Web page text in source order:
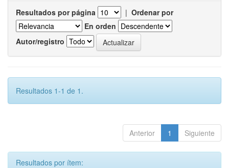
Resultados por página | Ordenar por
En orden
Autor/registro
Resultados 1-1 de 1.
Anterior 1 Siguiente
Resultados por ítem: